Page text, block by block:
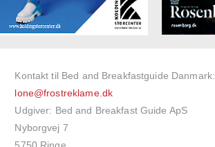
Kontakt til Bed and Breakfastguide Danmark:
lone@frostreklame.dk
Udgiver: Bed and Breakfast Guide ApS
Nyborgvej 7